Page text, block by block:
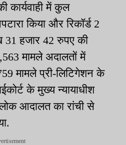
कार्यवाही में कुल
किया और रिकॉर्ड 2
हजार 42 रुपए की
मामले अदालतों में
मामले प्री-लिटिगेशन के
के मुख्य न्यायाधीश
आदालत का रांची से